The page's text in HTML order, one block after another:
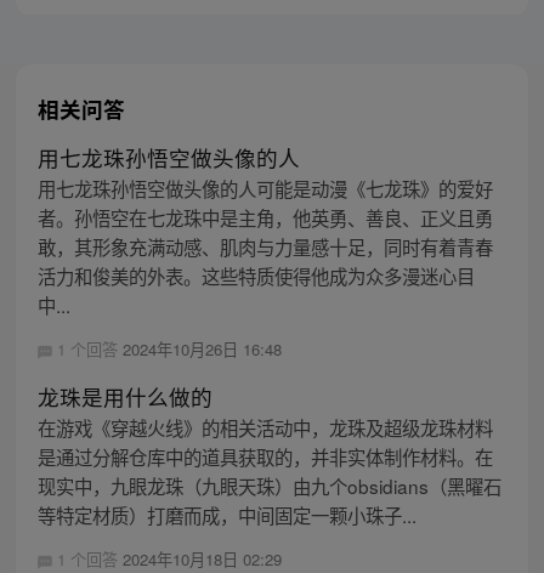
相关问答
用七龙珠孙悟空做头像的人
用七龙珠孙悟空做头像的人可能是动漫《七龙珠》的爱好
者。孙悟空在七龙珠中是主角，他英勇、善良、正义且勇
敢，其形象充满动感、肌肉与力量感十足，同时有着青春
活力和俊美的外表。这些特质使得他成为众多漫迷心目
中...
1 个回答 2024年10月26日 16:48
龙珠是用什么做的
在游戏《穿越火线》的相关活动中，龙珠及超级龙珠材料
是通过分解仓库中的道具获取的，并非实体制作材料。在
现实中，九眼龙珠（九眼天珠）由九个obsidians（黑曜石
等特定材质）打磨而成，中间固定一颗小珠子...
1 个回答 2024年10月18日 02:29